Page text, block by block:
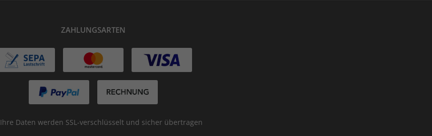
ZAHLUNGSARTEN
Ihre Daten werden SSL-verschlüsselt und sicher übertragen